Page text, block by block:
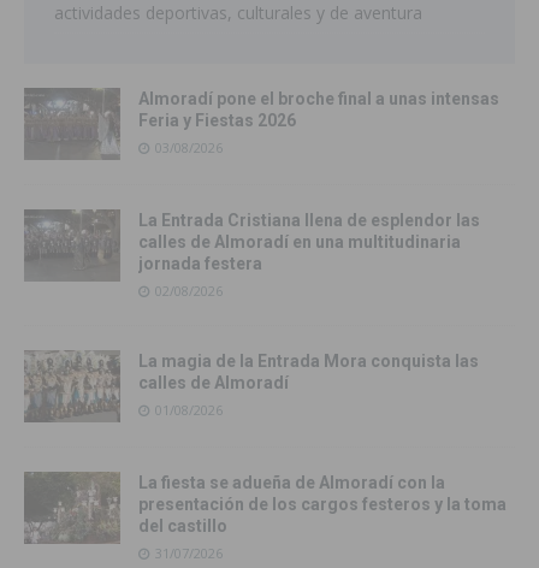
actividades deportivas, culturales y de aventura
Almoradí pone el broche final a unas intensas
Feria y Fiestas 2026
03/08/2026
La Entrada Cristiana llena de esplendor las
calles de Almoradí en una multitudinaria
jornada festera
02/08/2026
La magia de la Entrada Mora conquista las
calles de Almoradí
01/08/2026
La fiesta se adueña de Almoradí con la
presentación de los cargos festeros y la toma
del castillo
31/07/2026